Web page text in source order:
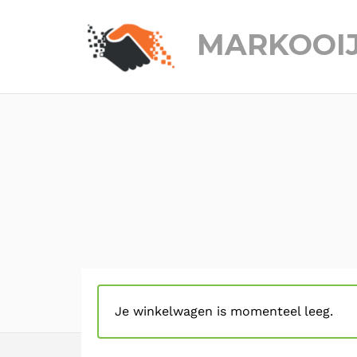
Je winkelwagen is momenteel leeg.